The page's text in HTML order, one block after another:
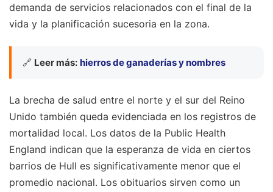
demanda de servicios relacionados con el final de la
vida y la planificación sucesoria en la zona.
🔗 Leer más: hierros de ganaderías y nombres
La brecha de salud entre el norte y el sur del Reino
Unido también queda evidenciada en los registros de
mortalidad local. Los datos de la Public Health
England indican que la esperanza de vida en ciertos
barrios de Hull es significativamente menor que el
promedio nacional. Los obituarios sirven como un